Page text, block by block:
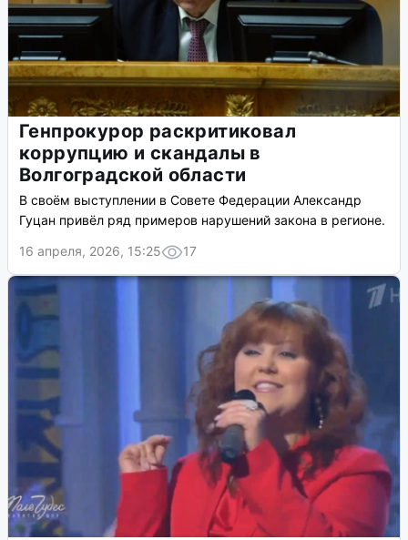
Генпрокурор раскритиковал
коррупцию и скандалы в
Волгоградской области
В своём выступлении в Совете Федерации Александр
Гуцан привёл ряд примеров нарушений закона в регионе.
16 апреля, 2026, 15:25
17